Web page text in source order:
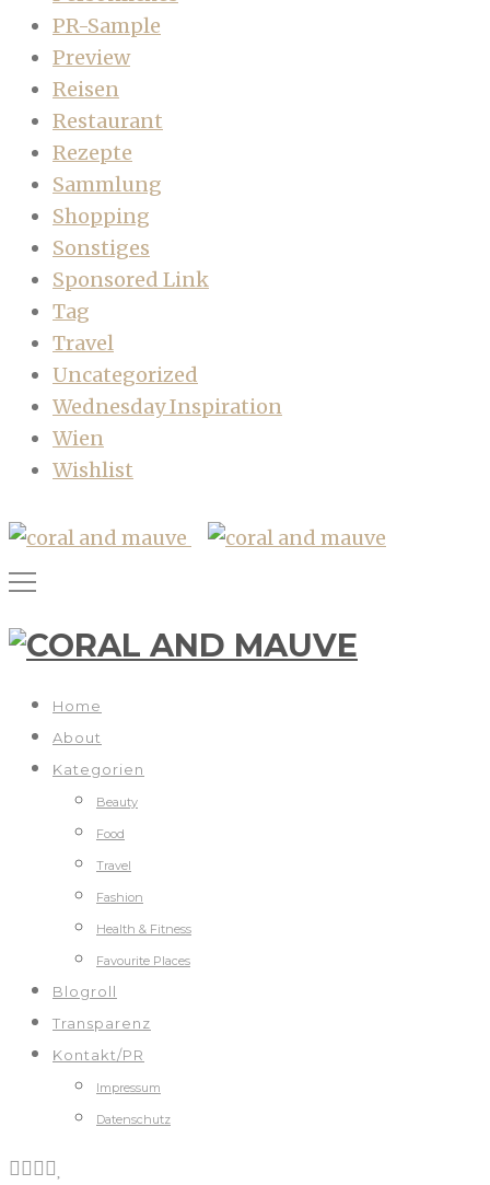
PR-Sample
Preview
Reisen
Restaurant
Rezepte
Sammlung
Shopping
Sonstiges
Sponsored Link
Tag
Travel
Uncategorized
Wednesday Inspiration
Wien
Wishlist
Home
About
Kategorien
Beauty
Food
Travel
Fashion
Health & Fitness
Favourite Places
Blogroll
Transparenz
Kontakt/PR
Impressum
Datenschutz